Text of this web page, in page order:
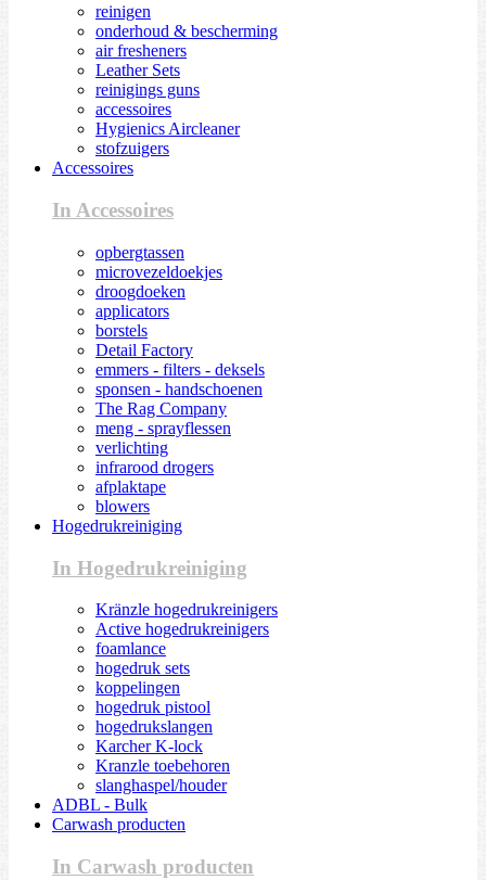
reinigen
onderhoud & bescherming
air fresheners
Leather Sets
reinigings guns
accessoires
Hygienics Aircleaner
stofzuigers
Accessoires
In Accessoires
opbergtassen
microvezeldoekjes
droogdoeken
applicators
borstels
Detail Factory
emmers - filters - deksels
sponsen - handschoenen
The Rag Company
meng - sprayflessen
verlichting
infrarood drogers
afplaktape
blowers
Hogedrukreiniging
In Hogedrukreiniging
Kränzle hogedrukreinigers
Active hogedrukreinigers
foamlance
hogedruk sets
koppelingen
hogedruk pistool
hogedrukslangen
Karcher K-lock
Kranzle toebehoren
slanghaspel/houder
ADBL - Bulk
Carwash producten
In Carwash producten